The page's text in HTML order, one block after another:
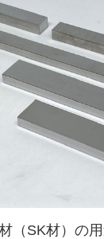
（SK材）の